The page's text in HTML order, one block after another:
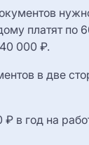
платят по
000 ₽.
в две
₽ в год на